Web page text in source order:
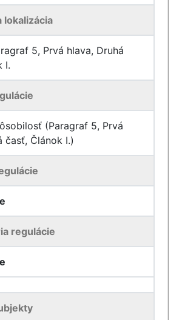
lokalizácia
5, Prvá hlava, Druhá
I.
(Paragraf 5, Prvá
časť, Článok I.)
regulácie